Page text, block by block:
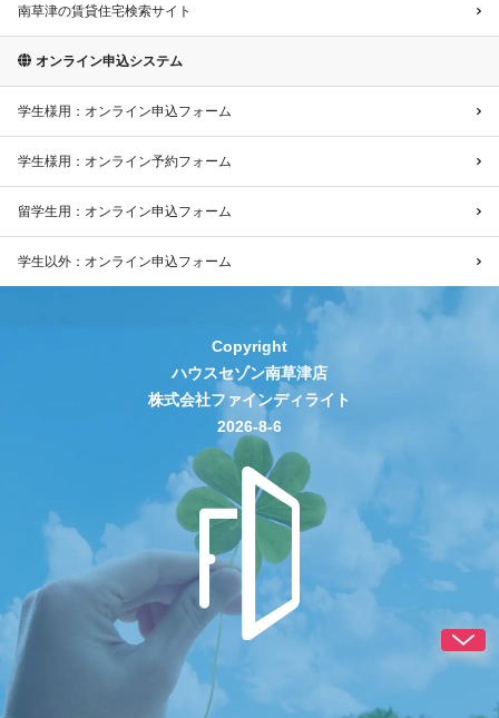
南草津の賃貸住宅検索サイト
オンライン申込システム
学生様用：オンライン申込フォーム
学生様用：オンライン予約フォーム
留学生用：オンライン申込フォーム
学生以外：オンライン申込フォーム
Copyright
ハウスセゾン南草津店
株式会社ファインディライト
2026-8-6